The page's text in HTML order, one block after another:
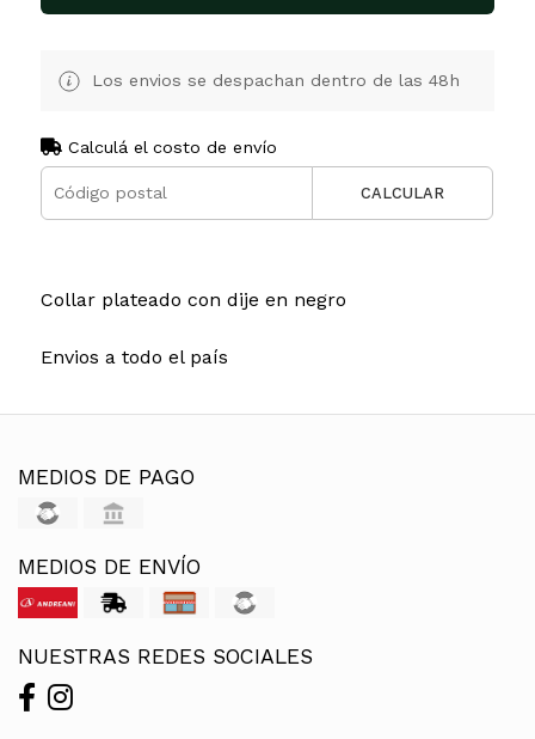
Los envios se despachan dentro de las 48h
Calculá el costo de envío
CALCULAR
Collar plateado con dije en negro
Envios a todo el país
MEDIOS DE PAGO
MEDIOS DE ENVÍO
NUESTRAS REDES SOCIALES